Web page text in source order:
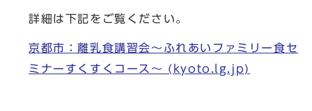
詳細は下記をご覧ください。
京都市：離乳食講習会～ふれあいファミリー食セ
ミナーすくすくコース～ (kyoto.lg.jp)